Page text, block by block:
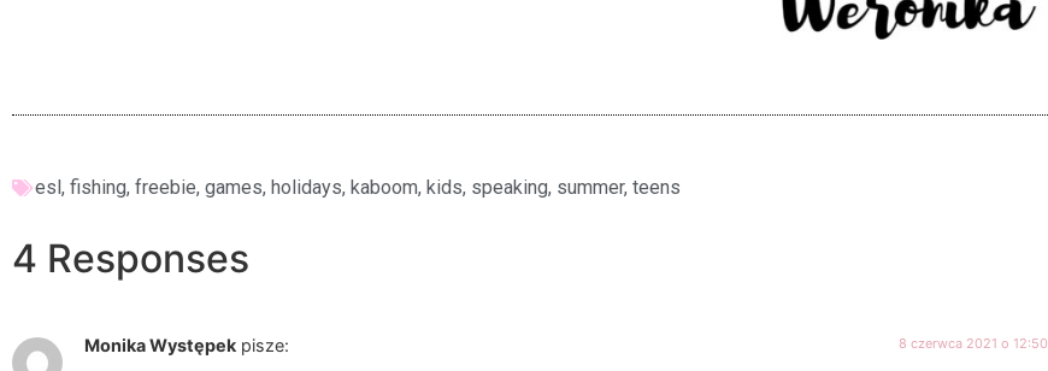
esl, fishing, freebie, games, holidays, kaboom, kids, speaking, summer, teens
4 Responses
Monika Występek pisze: 8 czerwca 2021 o 12:50